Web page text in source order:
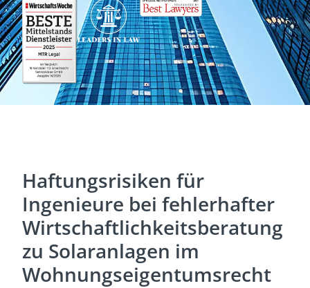
Haftungsrisiken für
Ingenieure bei fehlerhafter
Wirtschaftlichkeitsberatung
zu Solaranlagen im
Wohnungseigentumsrecht